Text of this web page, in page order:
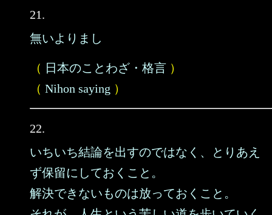
21.
無いよりまし
（ 日本のことわざ・格言 ）
（ Nihon saying ）
22.
いちいち結論を出すのではなく、とりあえ
ず保留にしておくこと。
解決できないものは放っておくこと。